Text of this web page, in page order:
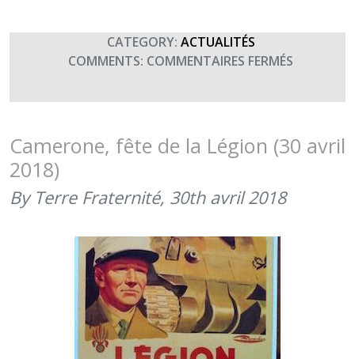
CATEGORY: ACTUALITÉS
COMMENTS: COMMENTAIRES FERMÉS
ANTOINE,
DE
LA
Camerone, fête de la Légion (30 avril
2018)
By Terre Fraternité, 30th avril 2018